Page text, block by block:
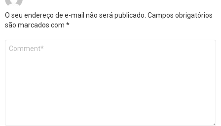
O seu endereço de e-mail não será publicado. Campos obrigatórios
são marcados com *
Comentário